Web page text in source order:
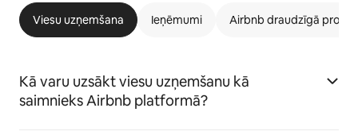
Viesu uzņemšana Ieņēmumi Airbnb draudzīgā
Kā varu uzsākt viesu uzņemšanu kā
saimnieks Airbnb platformā?